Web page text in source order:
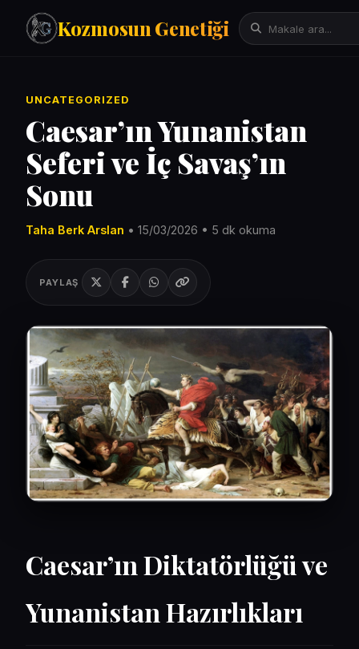
Kozmosun Genetiği
Tarih
İktisat-Ekonomi
Fizik-Astronomi
Teknoloji
Çeviriler
Bilgisayar Bilimleri/Yapay Zeka
Evrim Genetik Biyoloji
Denemeler
Sanat
Psikoloji
Arama:
UNCATEGORIZED
Caesar’ın Yunanistan
Seferi ve İç Savaş’ın
Sonu
Taha Berk Arslan • 15/03/2026 • 5 dk okuma
PAYLAŞ
Caesar’ın Diktatörlüğü ve
Yunanistan Hazırlıkları